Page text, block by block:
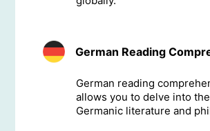
German Reading
German reading
allows you to delve into
Germanic literature and